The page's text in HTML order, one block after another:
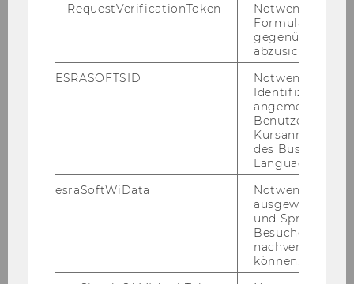
Bitte be­ach­tet das LV-​Angebot vom CBK und
den je­wei­li­gen Stu­di­en­zwei­gen in der Ge­gen­
über­stel­lung.
Wirtschafts-​ und So­zi­al­wis­sen­
schaf­ten
FAQ - Häu­fig ge­stell­te Fra­gen
__RequestVerificationToken
Notwendig, um
gegenüber
abzusichern.
ESRASOFTSID
Notwendig zur
Identifizierung
angemeldeten
Benutzers im
des Business
Language
esraSoftWiData
Notwendig um
ausgewählte
und
Besuchers
nachverfolgen
können.